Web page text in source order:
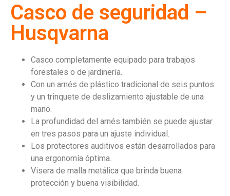
Casco de seguridad –
Husqvarna
Casco completamente equipado para trabajos
forestales o de jardinería.
Con un arnés de plástico tradicional de seis puntos
y un trinquete de deslizamiento ajustable de una
mano.
La profundidad del arnés también se puede ajustar
en tres pasos para un ajuste individual.
Los protectores auditivos están desarrollados para
una ergonomía óptima.
Visera de malla metálica que brinda buena
protección y buena visibilidad.